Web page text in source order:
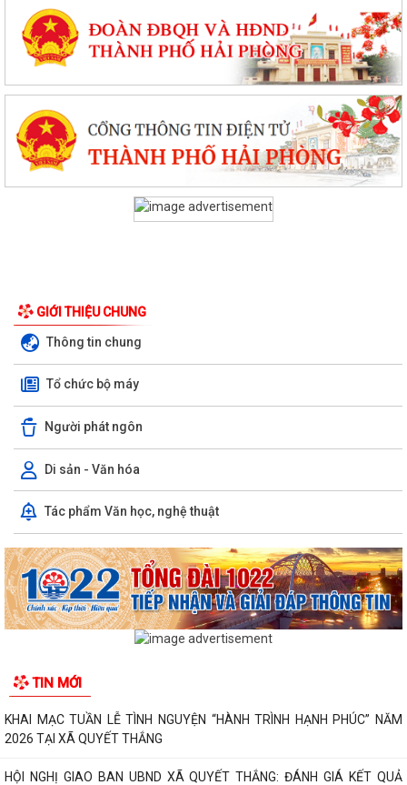
GIỚI THIỆU CHUNG
Thông tin chung
Tổ chức bộ máy
Người phát ngôn
Di sản - Văn hóa
Tác phẩm Văn học, nghệ thuật
TIN MỚI
KHAI MẠC TUẦN LỄ TÌNH NGUYỆN “HÀNH TRÌNH HẠNH PHÚC” NĂM
2026 TẠI XÃ QUYẾT THẮNG
HỘI NGHỊ GIAO BAN UBND XÃ QUYẾT THẮNG: ĐÁNH GIÁ KẾT QUẢ